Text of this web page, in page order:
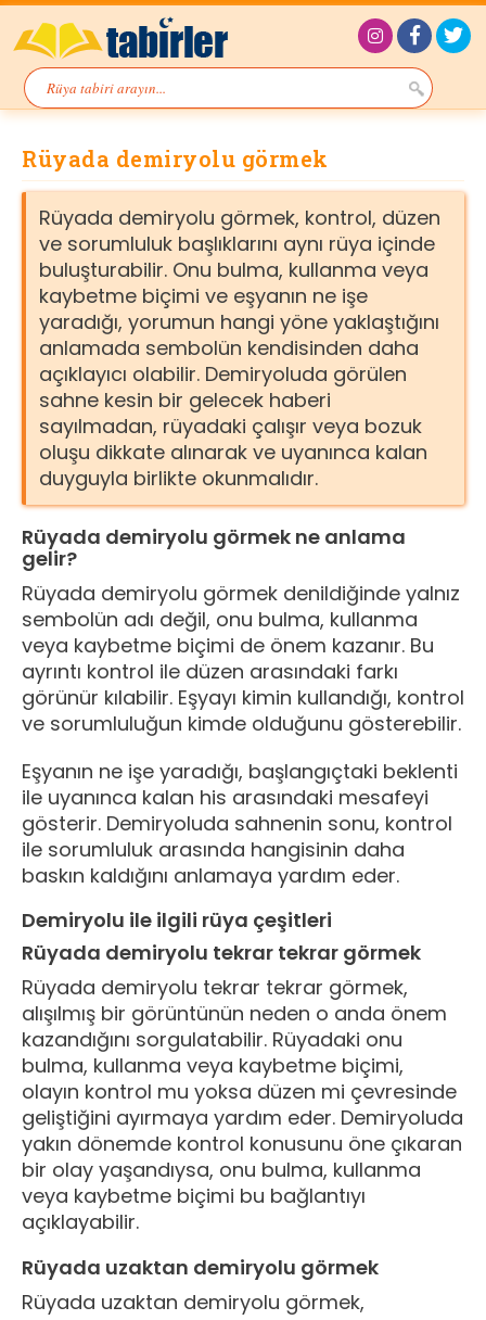
Rüyada demiryolu görmek
Rüyada demiryolu görmek, kontrol, düzen
ve sorumluluk başlıklarını aynı rüya içinde
buluşturabilir. Onu bulma, kullanma veya
kaybetme biçimi ve eşyanın ne işe
yaradığı, yorumun hangi yöne yaklaştığını
anlamada sembolün kendisinden daha
açıklayıcı olabilir. Demiryoluda görülen
sahne kesin bir gelecek haberi
sayılmadan, rüyadaki çalışır veya bozuk
oluşu dikkate alınarak ve uyanınca kalan
duyguyla birlikte okunmalıdır.
Rüyada demiryolu görmek ne anlama
gelir?
Rüyada demiryolu görmek denildiğinde yalnız
sembolün adı değil, onu bulma, kullanma
veya kaybetme biçimi de önem kazanır. Bu
ayrıntı kontrol ile düzen arasındaki farkı
görünür kılabilir. Eşyayı kimin kullandığı, kontrol
ve sorumluluğun kimde olduğunu gösterebilir.
Eşyanın ne işe yaradığı, başlangıçtaki beklenti
ile uyanınca kalan his arasındaki mesafeyi
gösterir. Demiryoluda sahnenin sonu, kontrol
ile sorumluluk arasında hangisinin daha
baskın kaldığını anlamaya yardım eder.
Demiryolu ile ilgili rüya çeşitleri
Rüyada demiryolu tekrar tekrar görmek
Rüyada demiryolu tekrar tekrar görmek,
alışılmış bir görüntünün neden o anda önem
kazandığını sorgulatabilir. Rüyadaki onu
bulma, kullanma veya kaybetme biçimi,
olayın kontrol mu yoksa düzen mi çevresinde
geliştiğini ayırmaya yardım eder. Demiryoluda
yakın dönemde kontrol konusunu öne çıkaran
bir olay yaşandıysa, onu bulma, kullanma
veya kaybetme biçimi bu bağlantıyı
açıklayabilir.
Rüyada uzaktan demiryolu görmek
Rüyada uzaktan demiryolu görmek,